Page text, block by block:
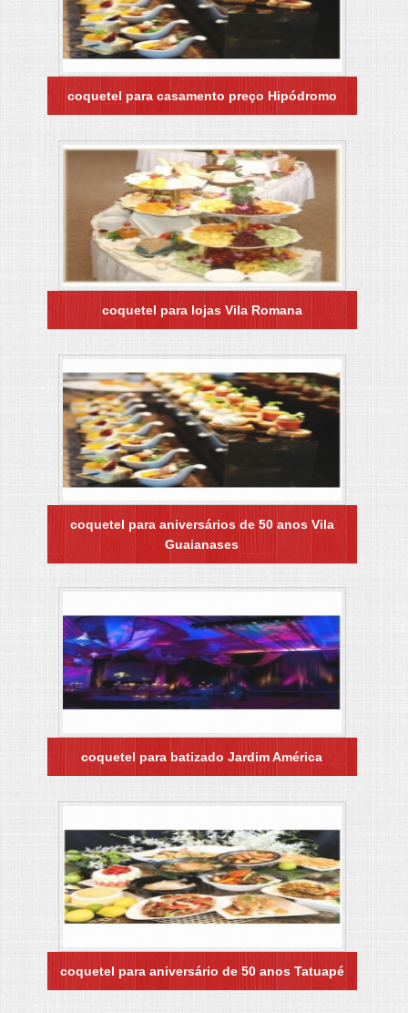
coquetel para casamento preço Hipódromo
coquetel para lojas Vila Romana
coquetel para aniversários de 50 anos Vila
Guaianases
coquetel para batizado Jardim América
coquetel para aniversário de 50 anos Tatuapé